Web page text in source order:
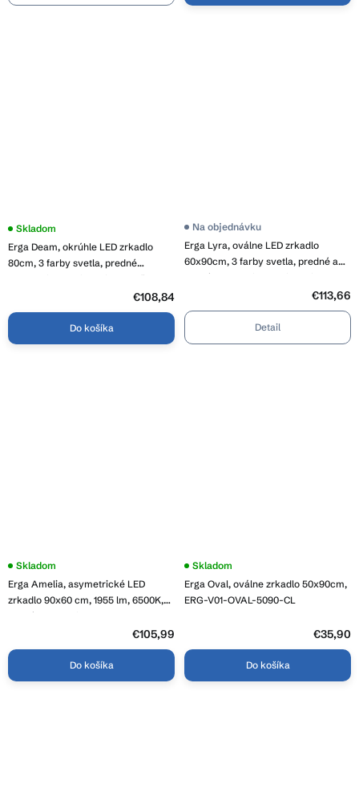
Erga Deam, okrúhle LED zrkadlo
80cm, 3 farby svetla, predné
osvetlenie, vyhrievacia podložka
proti zapareniu, ERG-V01-Deam-
8080-CL
Priemerné
produktu
je
Skladom
€108,84
Do košíka
Erga Lyra, oválne LED zrkadlo
60x90cm, 3 farby svetla, predné a
zadné osvetlenie, vyhrievacia
podložka proti zapareniu, ERG-V01-
Lyra-6090-CL
Na objednávku
€113,66
Detail
Erga Amelia, asymetrické LED
zrkadlo 90x60 cm, 1955 lm, 6500K,
zadné osvetlenie, ERG-V01-407-
Priemerné
produktu
je
Skladom
€105,99
Do košíka
Erga Oval, oválne zrkadlo 50x90cm,
ERG-V01-OVAL-5090-CL
Skladom
€35,90
Do košíka